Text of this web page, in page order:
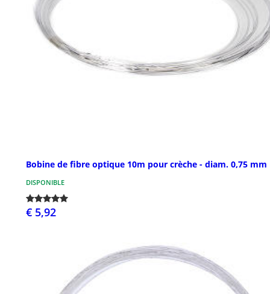
Bobine de fibre optique 10m pour crèche - diam. 0,75 mm
DISPONIBLE
€ 5,92